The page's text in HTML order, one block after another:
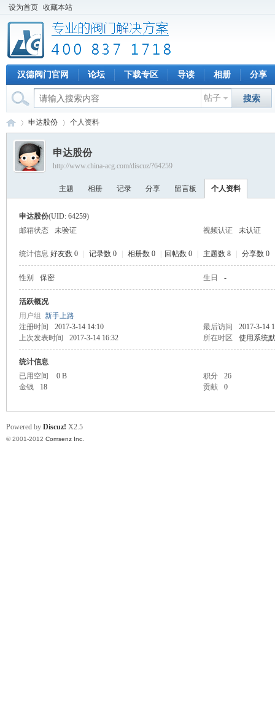
设为首页 收藏本站
汉德阀门官网 论坛 下载专区 导读 相册 分享
帖子 搜索
›
申达股份 个人资料
申达股份
http://www.china-acg.com/discuz/?64259
主题 相册 记录 分享 留言板 个人资料
申达股份(UID: 64259)
邮箱状态
未验证 视频认证 未认证
统计信息 好友数 0 记录数 0 相册数 0 回帖数 0 主题数 8 分享数 0
性别 保密 生日 -
活跃概况
用户组 新手上路
注册时间
2017-3-14 14:10 最后访问
2017-3-14
上次发表时间
2017-3-14 16:32 所在时区 使用系统
统计信息
已用空间
0 B 积分
26
金钱
18 贡献 0
Powered by Discuz! X2.5
© 2001-2012 Comsenz Inc.